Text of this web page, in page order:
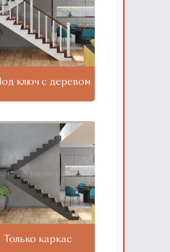
ключ с деревом
Только каркас